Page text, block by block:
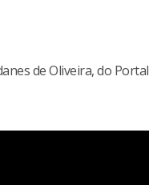
de Oliveira, do Portal